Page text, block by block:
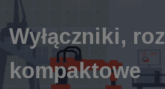
Wyłączniki,
kompaktowe